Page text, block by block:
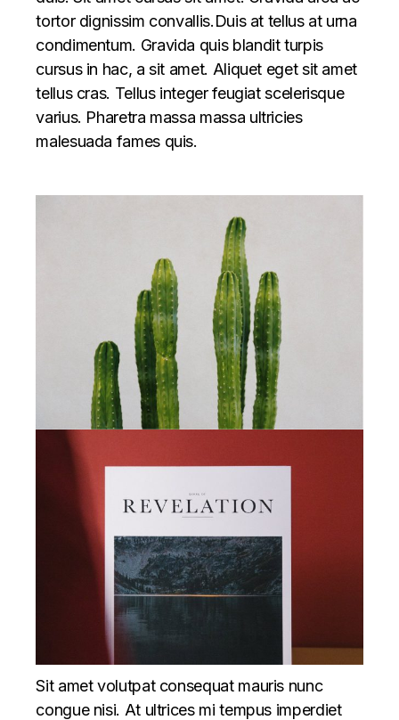
tortor dignissim convallis.Duis at tellus at urna
condimentum. Gravida quis blandit turpis
cursus in hac, a sit amet. Aliquet eget sit amet
tellus cras. Tellus integer feugiat scelerisque
varius. Pharetra massa massa ultricies
malesuada fames quis.
Sit amet volutpat consequat mauris nunc
congue nisi. At ultrices mi tempus imperdiet